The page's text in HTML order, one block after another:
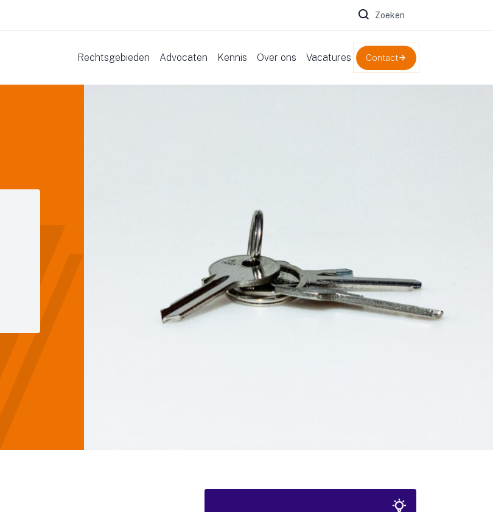
Zoeken naar:
Rechtsgebieden Advocaten Kennis Over ons Vacatures Contact